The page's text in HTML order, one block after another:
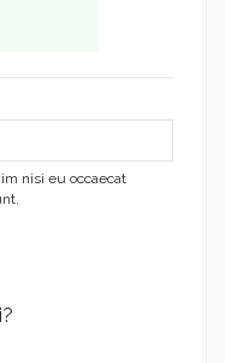
nisi eu occaecat